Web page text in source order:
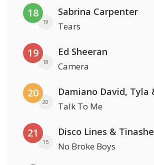
18
19
Sabrina Carpenter
Tears
19
18
Ed Sheeran
Camera
20
20 Talk To Me
21
15
Disco Lines & Tinashe
No Broke Boys